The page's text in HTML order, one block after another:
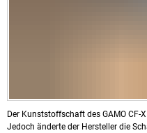
Der Kunststoffschaft des GAMO
Jedoch änderte der Hersteller die